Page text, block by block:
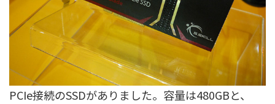
PCIe接続のSSDがありました。容量は480GBと、